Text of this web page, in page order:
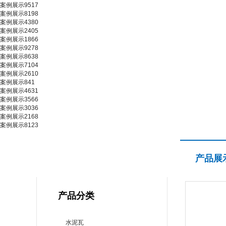
案例展示9517
案例展示8198
案例展示4380
案例展示2405
案例展示1866
案例展示9278
案例展示8638
案例展示7104
案例展示2610
案例展示841
案例展示4631
案例展示3566
案例展示3036
案例展示2168
案例展示8123
产品分类
水泥瓦
产品展